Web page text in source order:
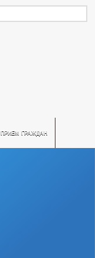
ПРИЕМ ГРАЖДАН